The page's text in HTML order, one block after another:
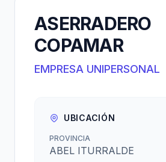
ASERRADERO
COPAMAR
EMPRESA UNIPERSONAL
UBICACIÓN
PROVINCIA
ABEL ITURRALDE